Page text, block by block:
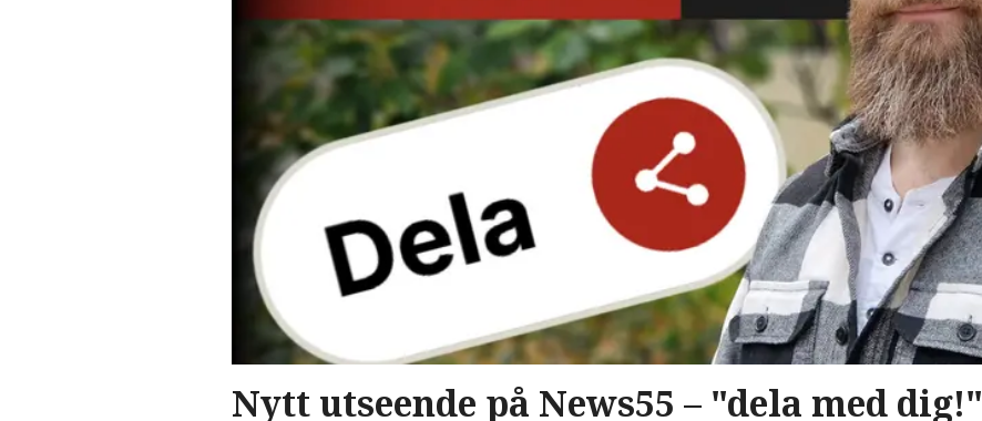
Nytt utseende på News55 – "dela med dig!"